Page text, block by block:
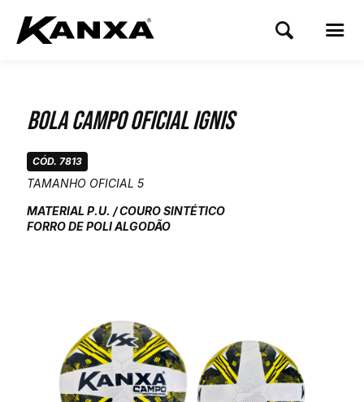
Bola Campo Oficial Ignis
CÓD. 7813
TAMANHO OFICIAL 5
MATERIAL P.U. / COURO SINTÉTICO
FORRO DE POLI ALGODÃO